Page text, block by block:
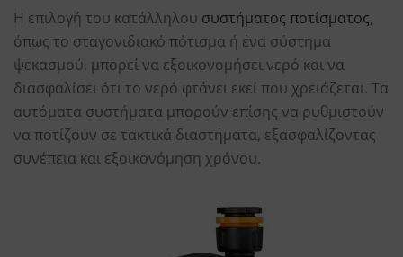
Η επιλογή του κατάλληλου συστήματος ποτίσματος,
όπως το σταγονιδιακό πότισμα ή ένα σύστημα
ψεκασμού, μπορεί να εξοικονομήσει νερό και να
διασφαλίσει ότι το νερό φτάνει εκεί που χρειάζεται. Τα
αυτόματα συστήματα μπορούν επίσης να ρυθμιστούν
να ποτίζουν σε τακτικά διαστήματα, εξασφαλίζοντας
συνέπεια και εξοικονόμηση χρόνου.